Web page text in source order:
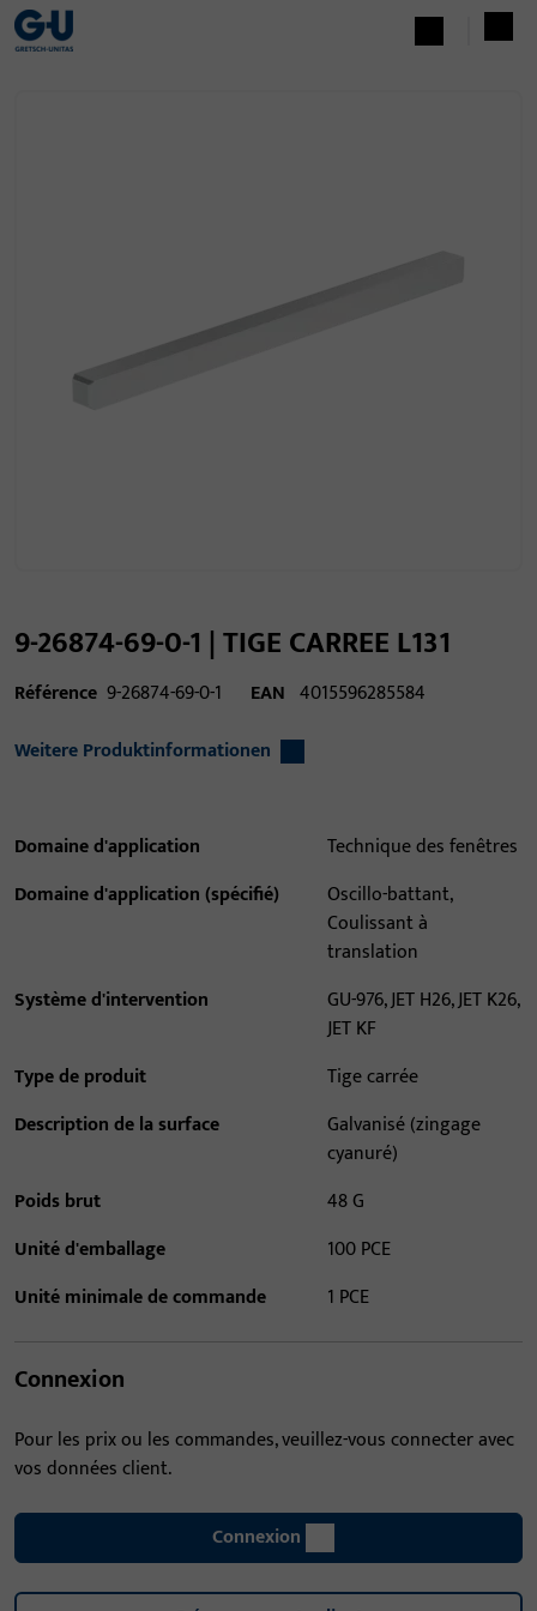
9-26874-69-0-1 | TIGE CARREE L131
Référence 9-26874-69-0-1 EAN 4015596285584
Weitere Produktinformationen
Domaine d'application
Technique des fenêtres
Domaine d'application (spécifié)
Oscillo-battant,
Coulissant à
translation
Système d'intervention
GU-976, JET H26, JET K26,
JET KF
Type de produit
Tige carrée
Description de la surface
Galvanisé (zingage
cyanuré)
Poids brut
48 G
Unité d'emballage
100 PCE
Unité minimale de commande
1 PCE
Connexion
Pour les prix ou les commandes, veuillez-vous connecter avec
vos données client.
Connexion